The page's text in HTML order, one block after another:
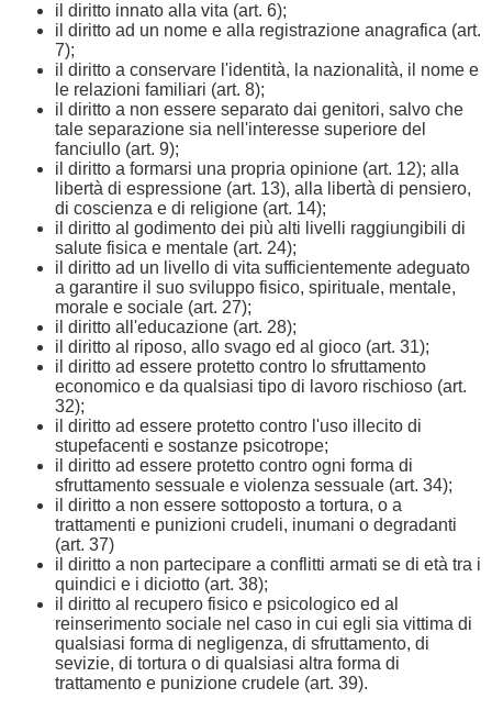
il diritto innato alla vita (art. 6);
il diritto ad un nome e alla registrazione anagrafica (art.
7);
il diritto a conservare l'identità, la nazionalità, il nome e
le relazioni familiari (art. 8);
il diritto a non essere separato dai genitori, salvo che
tale separazione sia nell'interesse superiore del
fanciullo (art. 9);
il diritto a formarsi una propria opinione (art. 12); alla
libertà di espressione (art. 13), alla libertà di pensiero,
di coscienza e di religione (art. 14);
il diritto al godimento dei più alti livelli raggiungibili di
salute fisica e mentale (art. 24);
il diritto ad un livello di vita sufficientemente adeguato
a garantire il suo sviluppo fisico, spirituale, mentale,
morale e sociale (art. 27);
il diritto all'educazione (art. 28);
il diritto al riposo, allo svago ed al gioco (art. 31);
il diritto ad essere protetto contro lo sfruttamento
economico e da qualsiasi tipo di lavoro rischioso (art.
32);
il diritto ad essere protetto contro l'uso illecito di
stupefacenti e sostanze psicotrope;
il diritto ad essere protetto contro ogni forma di
sfruttamento sessuale e violenza sessuale (art. 34);
il diritto a non essere sottoposto a tortura, o a
trattamenti e punizioni crudeli, inumani o degradanti
(art. 37)
il diritto a non partecipare a conflitti armati se di età tra i
quindici e i diciotto (art. 38);
il diritto al recupero fisico e psicologico ed al
reinserimento sociale nel caso in cui egli sia vittima di
qualsiasi forma di negligenza, di sfruttamento, di
sevizie, di tortura o di qualsiasi altra forma di
trattamento e punizione crudele (art. 39).